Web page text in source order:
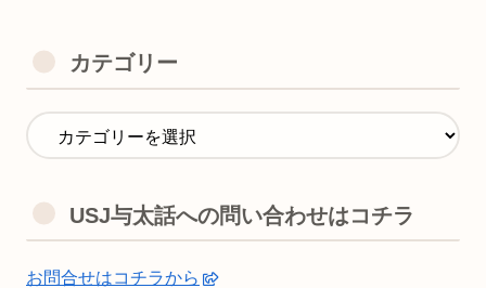
カテゴリー
USJ与太話への問い合わせはコチラ
お問合せはコチラから